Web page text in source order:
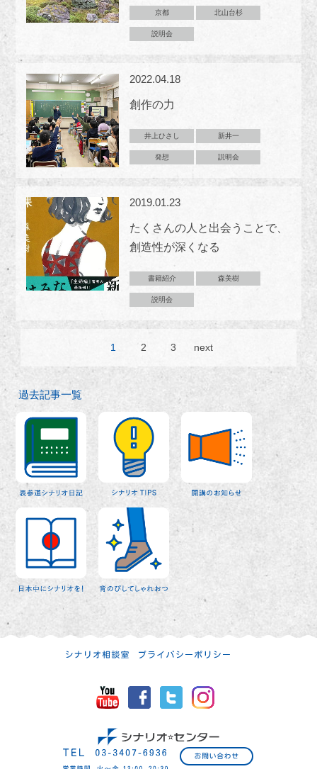
京都 北山台杉
説明会
2022.04.18
創作の力
井上ひさし 新井一
発想 説明会
2019.01.23
たくさんの人と出会うことで、
創造性が深くなる
書籍紹介 森美樹
説明会
1 2 3 next
過去記事一覧